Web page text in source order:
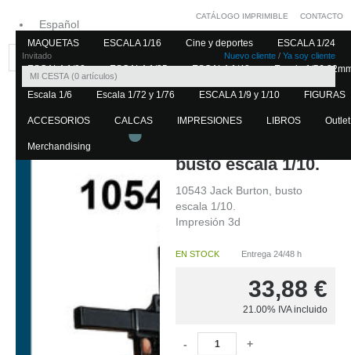
Español
Inglés
Invitado Nuevo cliente / Ya soy cliente
MI CESTA 0 artículos
CATÁLOGO IMPRIMIBLE CONTACTO
MAQUETAS ESCALA 1/16 Cine y deportes ESCALA 1/24
ESCALA 1/32 ESCALA 1/35 ESCALA 1/48 Escala 1/56
Escala 1/6 Escala 1/72 y 1/76 ESCALA 1/9 y 1/10 FIGURAS
ACCESORIOS CALCAS IMPRESIONES LIBROS Outlet
Merchandising
busto escala 1/10.
10543 Jack Burton, busto
escala 1/10.
Impresión 3d
EN STOCK Entrega 24/48 h
33,88 €
21.00% IVA incluido
- +